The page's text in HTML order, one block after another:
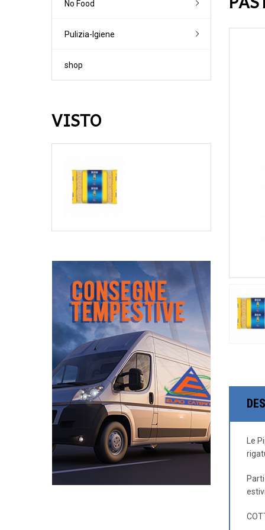
Altre farine
Pane-Piadina
Lieviti
Creme
No Food
Pulizia-Igiene
shop
VISTO
Le